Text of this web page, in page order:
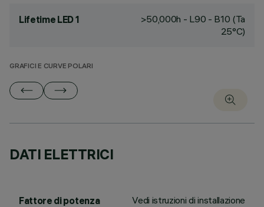
Lifetime LED 1
>50,000h - L90 - B10 (Ta
25°C)
GRAFICI E CURVE POLARI
DATI ELETTRICI
Fattore di potenza Vedi istruzioni di installazione